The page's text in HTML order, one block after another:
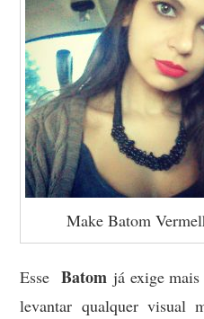
Make Batom
Esse Batom já exige
levantar qualquer visual